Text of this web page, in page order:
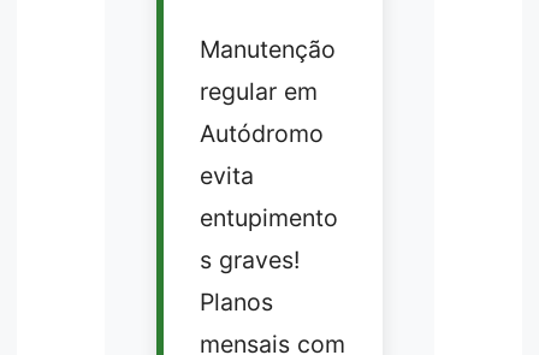
Manutenção
regular em
Autódromo
evita
entupimento
s graves!
Planos
mensais com